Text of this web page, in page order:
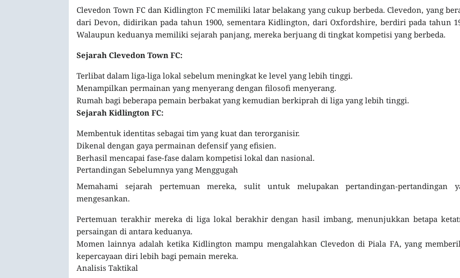
Clevedon Town FC dan Kidlington FC memiliki latar belakang yang cukup berbeda. Clevedon, yang
dari Devon, didirikan pada tahun 1900, sementara Kidlington, dari Oxfordshire, berdiri pada tahun
Walaupun keduanya memiliki sejarah panjang, mereka berjuang di tingkat kompetisi yang berbeda.
Sejarah Clevedon Town FC:
Terlibat dalam liga-liga lokal sebelum meningkat ke level yang lebih tinggi.
Menampilkan permainan yang menyerang dengan filosofi menyerang.
Rumah bagi beberapa pemain berbakat yang kemudian berkiprah di liga yang lebih tinggi.
Sejarah Kidlington FC:
Membentuk identitas sebagai tim yang kuat dan terorganisir.
Dikenal dengan gaya permainan defensif yang efisien.
Berhasil mencapai fase-fase dalam kompetisi lokal dan nasional.
Pertandingan Sebelumnya yang Menggugah
Memahami sejarah pertemuan mereka, sulit untuk melupakan pertandingan-pertandingan
mengesankan.
Pertemuan terakhir mereka di liga lokal berakhir dengan hasil imbang, menunjukkan betapa
persaingan di antara keduanya.
Momen lainnya adalah ketika Kidlington mampu mengalahkan Clevedon di Piala FA, yang
kepercayaan diri lebih bagi pemain mereka.
Analisis Taktikal